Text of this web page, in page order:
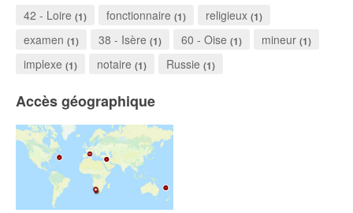
42 - Loire (1) fonctionnaire (1) religieux (1)
examen (1) 38 - Isère (1) 60 - Oise (1) mineur (1)
implexe (1) notaire (1) Russie (1)
Accès géographique